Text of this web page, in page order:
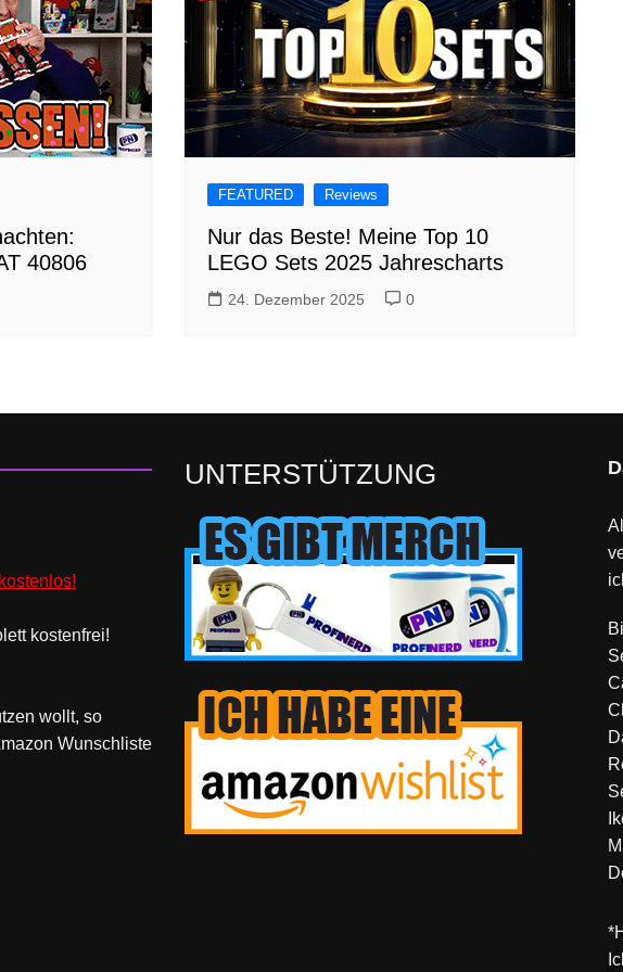
40806
FEATURED Reviews
Nur das Beste! Meine Top 10
LEGO Sets 2025 Jahrescharts
24. Dezember 2025 0
kostenlos!
kostenfrei!
wollt, so
Wunschliste
UNTERSTÜTZUNG